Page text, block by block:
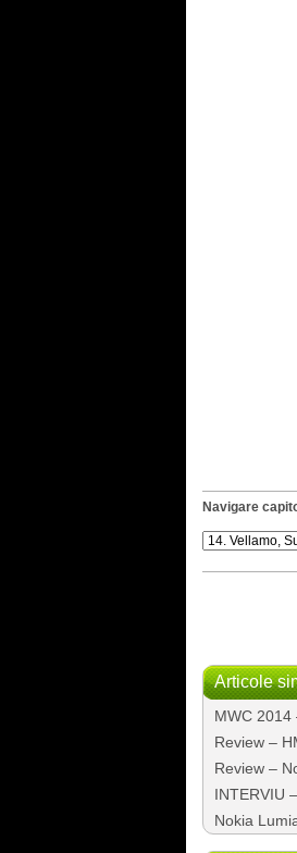
Navigare
Articole
MWC 2014
Review –
Review –
INTERVIU
Nokia